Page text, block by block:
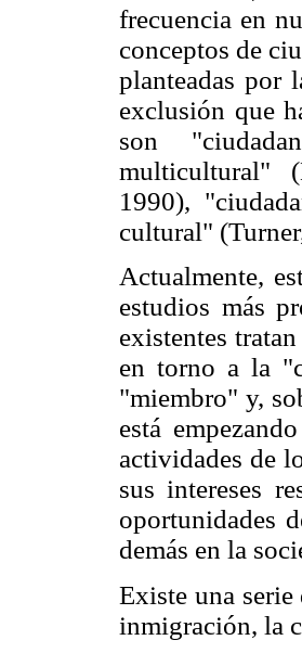
frecuencia en
conceptos de
planteadas por
exclusión que
son
multicultural"
1990),
cultural"
Actualmente,
estudios más
existentes
en torno a la
"miembro" y,
está
actividades de
sus intereses
oportunidades
demás en la
Existe una
inmigración, la